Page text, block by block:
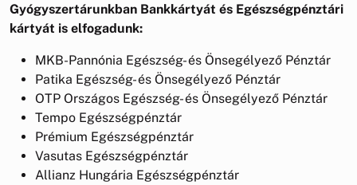
Gyógyszertárunkban Bankkártyát és Egészségpénztári
kártyát is elfogadunk:
MKB-Pannónia Egészség- és Önsegélyező Pénztár
Patika Egészség- és Önsegélyező Pénztár
OTP Országos Egészség- és Önsegélyező Pénztár
Tempo Egészségpénztár
Prémium Egészségpénztár
Vasutas Egészségpénztár
Allianz Hungária Egészségpénztár